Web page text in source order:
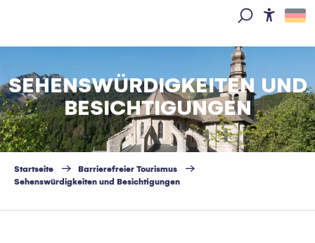
SEHENSWÜRDIGKEITEN UND
BESICHTIGUNGEN
Startseite
Barrierefreier Tourismus
Sehenswürdigkeiten und Besichtigungen